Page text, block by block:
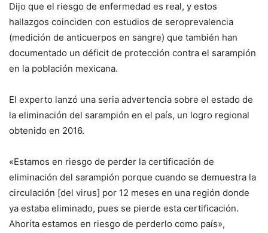
Dijo que el riesgo de enfermedad es real, y estos
hallazgos coinciden con estudios de seroprevalencia
(medición de anticuerpos en sangre) que también han
documentado un déficit de protección contra el sarampión
en la población mexicana.
El experto lanzó una seria advertencia sobre el estado de
la eliminación del sarampión en el país, un logro regional
obtenido en 2016.
«Estamos en riesgo de perder la certificación de
eliminación del sarampión porque cuando se demuestra la
circulación [del virus] por 12 meses en una región donde
ya estaba eliminado, pues se pierde esta certificación.
Ahorita estamos en riesgo de perderlo como país»,